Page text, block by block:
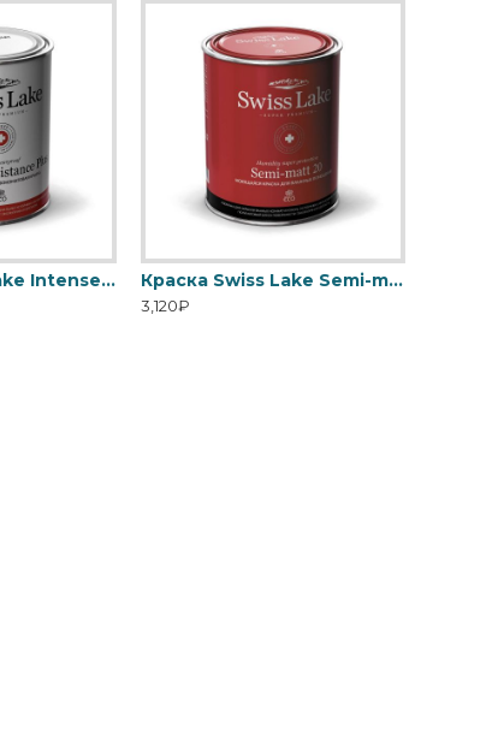
Краска Swiss Lake Intense Resistance Plus антивандальная для стен и потолка Краска Swiss Lake Semi-matt 20 для ванной и кухни
3,120₽